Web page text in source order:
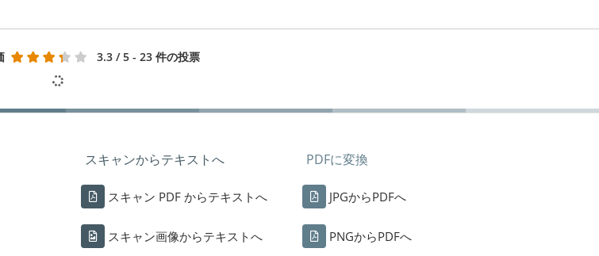
3.3 / 5 - 23 件の投票
スキャンからテキストへ
スキャン PDF からテキストへ
スキャン画像からテキストへ
PDFに変換
JPGからPDFへ
PNGからPDFへ